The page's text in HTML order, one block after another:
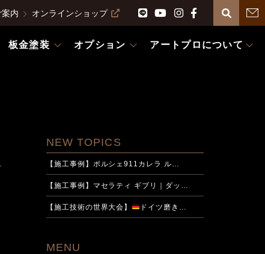
内 オンラインショップ
板金塗装 オプション アートプロについて
NEW TOPICS
【施工事例】ポルシェ911カレラ ル…
【施工事例】マセラティ ギブリ｜ダッ…
【施工技術の世界大会】 ドイツ磨き…
MENU